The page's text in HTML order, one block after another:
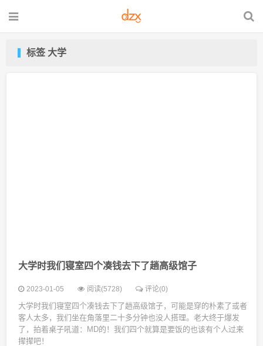
标签 大学
大学时我们寝室四个凑钱去下了趟高级馆子
2023-01-05 阅读(5728) 评论(0)
大学时我们寝室四个凑钱去下了趟高级馆子，可能是穿的朴素了或者
客人太多，我们坐在角落里二十多分钟也没人搭理。老大终于爆发
了，拍着桌子吼道：MD的！我们四个就算是要饭的也该有个人过来
撵撵吧！